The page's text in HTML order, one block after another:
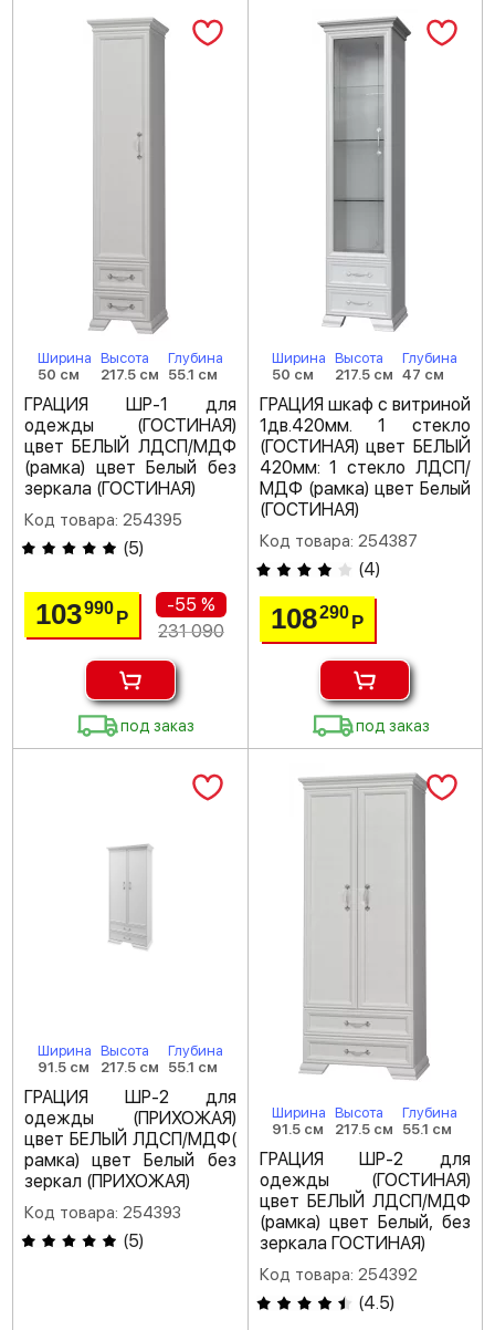
Ширина
50 см
Высота
217.5 см
Глубина
55.1 см
ГРАЦИЯ ШР-1 для
одежды (ГОСТИНАЯ)
цвет БЕЛЫЙ ЛДСП/МДФ
(рамка) цвет Белый без
зеркала (ГОСТИНАЯ)
Код товара: 254395
(5)
103990Р
-55 %
231 090
под заказ
Ширина
50 см
Высота
217.5 см
Глубина
47 см
ГРАЦИЯ шкаф с витриной
1дв.420мм. 1 стекло
(ГОСТИНАЯ) цвет БЕЛЫЙ
420мм: 1 стекло ЛДСП/
МДФ (рамка) цвет Белый
(ГОСТИНАЯ)
Код товара: 254387
(4)
108290 Р
под заказ
Ширина
91.5 см
Высота
217.5 см
Глубина
55.1 см
ГРАЦИЯ ШР-2 для
одежды (ПРИХОЖАЯ)
цвет БЕЛЫЙ ЛДСП/МДФ(
рамка) цвет Белый без
зеркал (ПРИХОЖАЯ)
Код товара: 254393
(5)
Ширина
91.5 см
Высота
217.5 см
Глубина
55.1 см
ГРАЦИЯ ШР-2 для
одежды (ГОСТИНАЯ)
цвет БЕЛЫЙ ЛДСП/МДФ
(рамка) цвет Белый, без
зеркала ГОСТИНАЯ)
Код товара: 254392
(4.5)